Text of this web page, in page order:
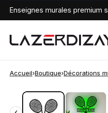
Enseignes murales premium
Accueil›Boutique›Décorations
‹